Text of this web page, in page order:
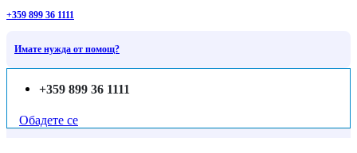
+359 899 36 1111
Имате нужда от помощ?
+359 899 36 1111
Обадете се